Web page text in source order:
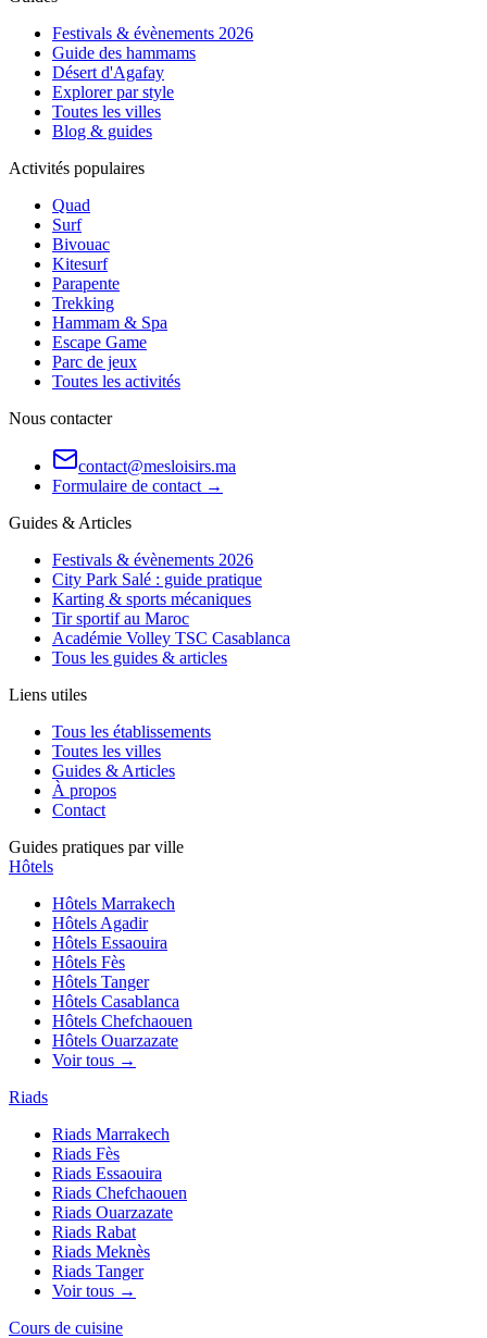
Festivals & évènements 2026
Guide des hammams
Désert d'Agafay
Explorer par style
Toutes les villes
Blog & guides
Activités populaires
Quad
Surf
Bivouac
Kitesurf
Parapente
Trekking
Hammam & Spa
Escape Game
Parc de jeux
Toutes les activités
Nous contacter
contact@mesloisirs.ma
Formulaire de contact →
Guides & Articles
Festivals & évènements 2026
City Park Salé : guide pratique
Karting & sports mécaniques
Tir sportif au Maroc
Académie Volley TSC Casablanca
Tous les guides & articles
Liens utiles
Tous les établissements
Toutes les villes
Guides & Articles
À propos
Contact
Guides pratiques par ville
Hôtels
Hôtels Marrakech
Hôtels Agadir
Hôtels Essaouira
Hôtels Fès
Hôtels Tanger
Hôtels Casablanca
Hôtels Chefchaouen
Hôtels Ouarzazate
Voir tous →
Riads
Riads Marrakech
Riads Fès
Riads Essaouira
Riads Chefchaouen
Riads Ouarzazate
Riads Rabat
Riads Meknès
Riads Tanger
Voir tous →
Cours de cuisine